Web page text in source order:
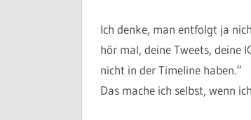
Ich denke, man entfolgt ja
hör mal, deine Tweets, deine
nicht in der Timeline haben.“
Das mache ich selbst, wenn